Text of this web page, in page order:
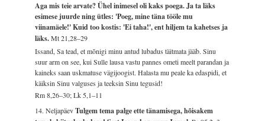
Aga mis teie arvate? Ühel inimesel oli kaks poega. Ja ta läks
esimese juurde ning ütles: 'Poeg, mine täna tööle mu
viinamäele!' Kuid too kostis: 'Ei taha!', ent hiljem ta kahetses ja
läks.Mt 21,28–29
Issand, Sa tead, et mõnigi minu antud lubadus täitmata jääb. Sinu
suur arm on see, kui Sulle lausa vastu pannes ometi meelt parandan ja
kaineks saan uskmatuse vägijoogist. Halasta mu peale ka edaspidi, et
käiksin Sinu valguses ja teeksin Sinu tegusid!
Rm 8,26–30; Lk 5,1–11
14. NeljapäevTulgem tema palge ette tänamisega, hõisakem